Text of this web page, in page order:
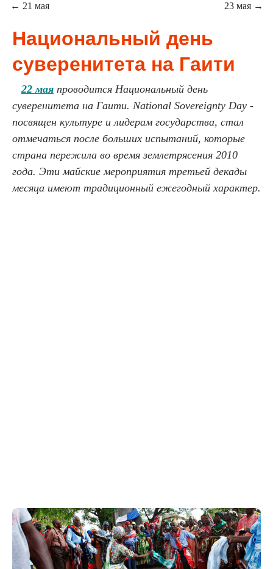
← 21 мая 23 мая →
Национальный день
суверенитета на Гаити
22 мая проводится Национальный день
суверенитета на Гаити. National Sovereignty Day -
посвящен культуре и лидерам государства, стал
отмечаться после больших испытаний, которые
страна пережила во время землетрясения 2010
года. Эти майские мероприятия третьей декады
месяца имеют традиционный ежегодный характер.